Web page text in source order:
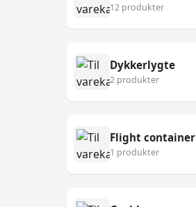
12 produkter
Dykkerlygte
2 produkter
Flight container
1 produkter